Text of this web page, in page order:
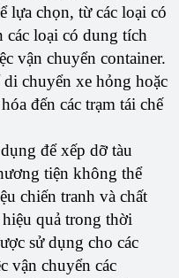
lựa chọn, từ các loại có
các loại có dung tích
vận chuyển container.
chuyển xe hỏng hoặc
đến các trạm tái chế
để xếp dỡ tàu
tiện không thể
chiến tranh và chất
quả trong thời
sử dụng cho các
vận chuyển các